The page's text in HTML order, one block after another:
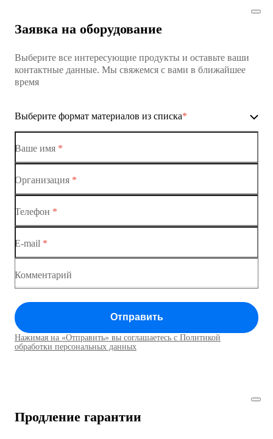
Заявка на оборудование
Выберите все интересующие продукты и оставьте ваши
контактные данные. Мы свяжемся с вами в ближайшее
время
Выберите формат материалов из списка*
Ethernet-коммутаторы
Коммутатор доступа MES1428
Коммутатор доступа MES1428
Коммутаторы доступа01
Коммутатор доступа MES1428
Ваше имя *
Организация *
Телефон *
E-mail *
Комментарий
Отправить
Нажимая на «Отправить» вы соглашаетесь с Политикой
обработки персональных данных
Продление гарантии